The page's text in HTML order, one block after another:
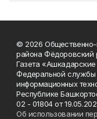
© 2026 Общественно-
района Фёдоровский
Газета
Федеральной службы
информационных
Республике
02 - 01804 от
Об использовании